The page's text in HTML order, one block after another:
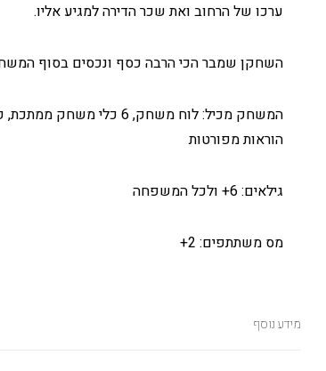
ערכו של הרחוב ואת שכר הדירה למגיע אליו.
השחקן שמבר הכי הרבה כסף ונכסים בסוף
הוראות מפורטות
גילאים: 6+ ולכל המשפחה
מס משתתפים: 2+
מידע נוסף